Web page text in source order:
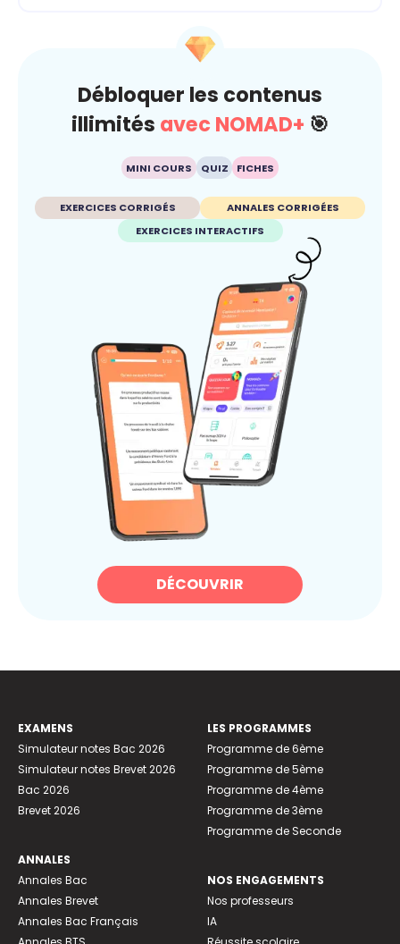
Débloquer les contenus
illimités avec NOMAD+ 🎯
MINI COURS QUIZ FICHES
EXERCICES CORRIGÉS
ANNALES CORRIGÉES
EXERCICES INTERACTIFS
DÉCOUVRIR
EXAMENS
Simulateur notes Bac 2026
Simulateur notes Brevet 2026
Bac 2026
Brevet 2026
ANNALES
Annales Bac
Annales Brevet
Annales Bac Français
LES PROGRAMMES
Programme de 6ème
Programme de 5ème
Programme de 4ème
Programme de 3ème
Programme de Seconde
NOS ENGAGEMENTS
Nos professeurs
IA